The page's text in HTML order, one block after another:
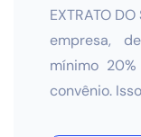
EXTRATO
empresa,
mínimo
convênio.